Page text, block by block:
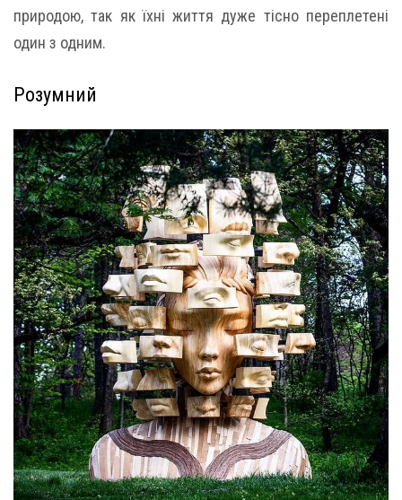
природою, так як їхні життя дуже тісно переплетені
один з одним.
Розумний